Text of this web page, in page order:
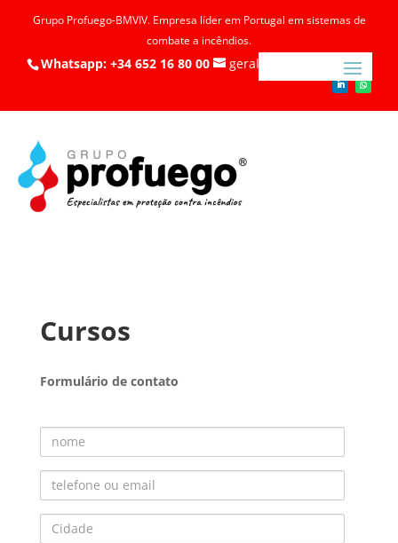
Grupo Profuego-BMVIV. Empresa líder em Portugal em sistemas de
combate a incêndios.
Whatsapp: +34 652 16 80 00 geral@profuego.pt
Cursos
Formulário de contato
Nome
Telefone ou Email
Cidade